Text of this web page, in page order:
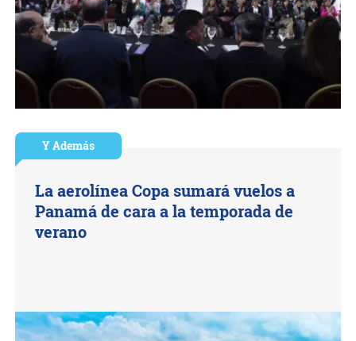
Y Además
La aerolínea Copa sumará vuelos a
Panamá de cara a la temporada de
verano